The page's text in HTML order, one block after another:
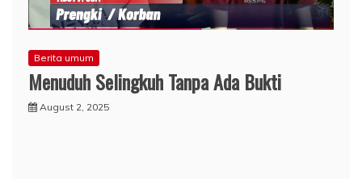
Berita umum
Menuduh Selingkuh Tanpa Ada Bukti
August 2, 2025